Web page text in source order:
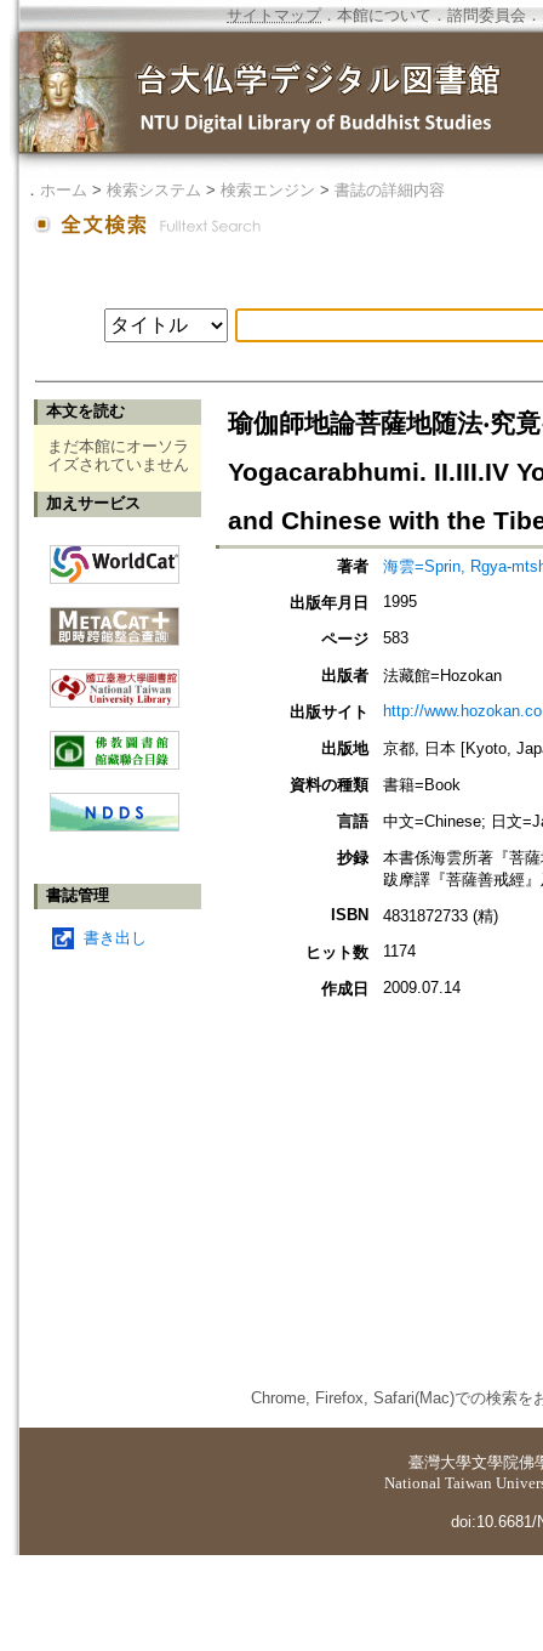
サイトマップ．本館について ． 諮問委員会 ．
． ホーム > 検索システム > 検索エンジン > 書誌の詳細内容
本文を読む
まだ本館にオーソラ
イズされていません
加えサービス
書誌管理
書き出し
瑜伽師地論菩薩地随法‧究
Yogacarabhumi. II.III.IV
and Chinese with the
著者
海雲=Sprin, Rgya-
出版年月日
1995
ページ 583
出版者
法藏館=Hozokan
出版サイト
http://
出版地
京都, 日本 [Kyoto,
資料の種類
書籍=Book
言語
中文=Chinese; 日文
抄録
本書係海雲所著『菩
跋摩譯『菩薩善戒經
ISBN
4831872733 (精)
ヒット数
1174
作成日 2009.07.14
Chrome, Firefox, Safari(Mac)での検索を
臺灣大學文學院佛
National Taiwan
doi:10.6681/